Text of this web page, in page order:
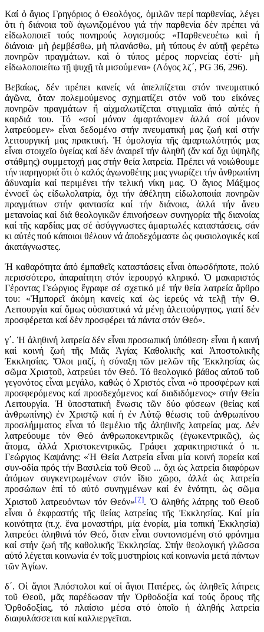
Καί ὁ ἅγιος Γρηγόριος ὁ Θεολόγος, ὁμιλῶν περί παρθενίας, λέγει
ὅτι ἡ διάνοια τοῦ ἀγωνιζομένου γιά τήν παρθενία δέν πρέπει νά
εἰδωλοποιεῖ τούς πονηρούς λογισμούς: «Παρθενευέτω καὶ ἡ
διάνοια· μὴ ῥεμβέσθω, μὴ πλανάσθω, μὴ τύπους ἐν αὐτῇ φερέτω
πονηρῶν πραγμάτων. καὶ ὁ τύπος μέρος πορνείας ἐστί· μὴ
εἰδωλοποιείτω τῇ ψυχῇ τὰ μισούμενα» (Λόγος λζ΄, PG 36, 296).
Βεβαίως, δέν πρέπει κανείς νά ἀπελπίζεται στόν πνευματικό
ἀγῶνα, ὅταν πολεμούμενος σχηματίζει στόν νοῦ του εἰκόνες
πονηρῶν πραγμάτων ἤ αἰχμαλωτίζεται στιγμιαῖα ἀπό αὐτές ἡ
καρδιά του. Τό «σοί μόνον ἁμαρτάνομεν ἀλλά σοί μόνον
λατρεύομεν» εἶναι δεδομένο στήν πνευματική μας ζωή καί στήν
λειτουργική μας πρακτική. Ἡ ὁμολογία τῆς ἁμαρτωλότητός μας
εἶναι στοιχεῖο ὑγείας καί δέν ἀναιρεῖ τήν ἀληθῆ (ἄν καί ὄχι ὑψηλῆς
στάθμης) συμμετοχή μας στήν θεία λατρεία. Πρέπει νά νοιώθουμε
τήν παρηγοριά ὅτι ὁ καλός ἀγωνοθέτης μας γνωρίζει τήν ἀνθρωπίνη
ἀδυναμία καί περιμένει τήν τελική νίκη μας. Ὁ ἅγιος Μάξιμος
ἐννοεῖ ὡς εἰδωλολατρία, ὄχι τήν ἀθέλητη εἰδωλοποιία πονηρῶν
πραγμάτων στήν φαντασία καί τήν διάνοια, ἀλλά τήν ἄνευ
μετανοίας καί διά θεολογικῶν ἐπινοήσεων συνηγορία τῆς διανοίας
καί τῆς καρδίας μας σέ ἀσύγγνωστες ἁμαρτωλές καταστάσεις, σάν
κι αὐτές πού κάποιοι θέλουν νά ἀποδεχόμαστε ὡς φυσιολογικές καί
ἀκατάγνωστες.
Ἡ καθαρότητα ἀπό ἐμπαθεῖς καταστάσεις εἶναι ὁπωσδήποτε, πολύ
περισσότερο, ἀπαραίτητη στόν ἱερουργό κληρικό. Ὁ μακαριστός
Γέροντας Γεώργιος ἔγραφε σέ σχετικό μέ τήν θεία λατρεία ἄρθρο
του: «Ἠμπορεῖ ἀκόμη κανείς καί ὡς ἱερεύς νά τελῇ τήν Θ.
Λειτουργία καί ὅμως οὐσιαστικά νά μένῃ ἀλειτούργητος, γιατί δέν
προσφέρεται καί δέν προσφέρει τά πάντα στόν Θεό».
γ΄. Ἡ ἀληθινή λατρεία δέν εἶναι προσωπική ὑπόθεση· εἶναι ἡ καινή
καί κοινή ζωή τῆς Μιᾶς Ἁγίας Καθολικῆς καί Ἀποστολικῆς
Ἐκκλησίας. Ὅλοι μαζί, ἡ σύναξη τῶν μελῶν τῆς Ἐκκλησίας ὡς
σῶμα Χριστοῦ, λατρεύει τόν Θεό. Τό θεολογικό βάθος αὐτοῦ τοῦ
γεγονότος εἶναι μεγάλο, καθώς ὁ Χριστός εἶναι «ὁ προσφέρων καί
προσφερόμενος καί προσδεχόμενος καί διαδιδόμενος» στήν Θεία
Λειτουργία. Ἡ ὑποστατική ἕνωσις τῶν δύο φύσεων (θείας καί
ἀνθρωπίνης) ἐν Χριστῷ καί ἡ ἐν Αὐτῷ θέωσις τοῦ ἀνθρωπίνου
προσλήμματος εἶναι τό θεμέλιο τῆς ἀληθινῆς λατρείας μας. Δέν
λατρεύουμε τόν Θεό ἀνθρωποκεντρικῶς (ἐγωκεντρικῶς), ὡς
ἄτομα, ἀλλά Χριστοκεντρικῶς. Γράφει χαρακτηριστικά ὁ π.
Γεώργιος Καψάνης: «Ἡ Θεία Λατρεία εἶναι μία κοινή πορεία καί
συν-οδία πρός τήν Βασιλεία τοῦ Θεοῦ ... ὄχι ὡς λατρεία διαφόρων
ἀτόμων συγκεντρωμένων στόν ἴδιο χῶρο, ἀλλά ὡς λατρεία
προσώπων ἐπί τό αὐτό συνηγμένων καί ἐν ἑνότητι, ὡς σῶμα
Χριστοῦ λατρευόντων τόν Θεόν»[7]. Ὁ ἀληθής λάτρης τοῦ Θεοῦ
εἶναι ὁ ἐκφραστής τῆς θείας λατρείας τῆς Ἐκκλησίας. Καί μία
κοινότητα (π.χ. ἕνα μοναστήρι, μία ἐνορία, μία τοπική Ἐκκλησία)
λατρεύει ἀληθινά τόν Θεό, ὅταν εἶναι συντονισμένη στό φρόνημα
καί στήν ζωή τῆς καθολικῆς Ἐκκλησίας. Στήν θεολογική γλῶσσα
αὐτό λέγεται κοινωνία ἐν τοῖς μυστηρίοις καί κοινωνία μετά πάντων
τῶν Ἁγίων.
δ΄. Οἱ ἅγιοι Ἀπόστολοι καί οἱ ἅγιοι Πατέρες, ὡς ἀληθεῖς λάτρεις
τοῦ Θεοῦ, μᾶς παρέδωσαν τήν Ὀρθοδοξία καί τούς ὅρους τῆς
Ὀρθοδοξίας, τό πλαίσιο μέσα στό ὁποῖο ἡ ἀληθής λατρεία
διαφυλάσσεται καί καλλιεργεῖται.